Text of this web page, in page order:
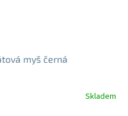
myš černá
Skladem